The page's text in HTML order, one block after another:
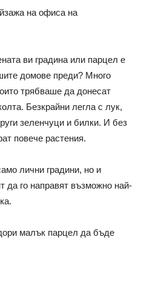
на офиса на
ви градина или парцел е
домове преди? Много
трябваше да донесат
Безкрайни легла с лук,
зеленчуци и билки. И без
повече растения.
лични градини, но и
да го направят възможно най-
малък парцел да бъде